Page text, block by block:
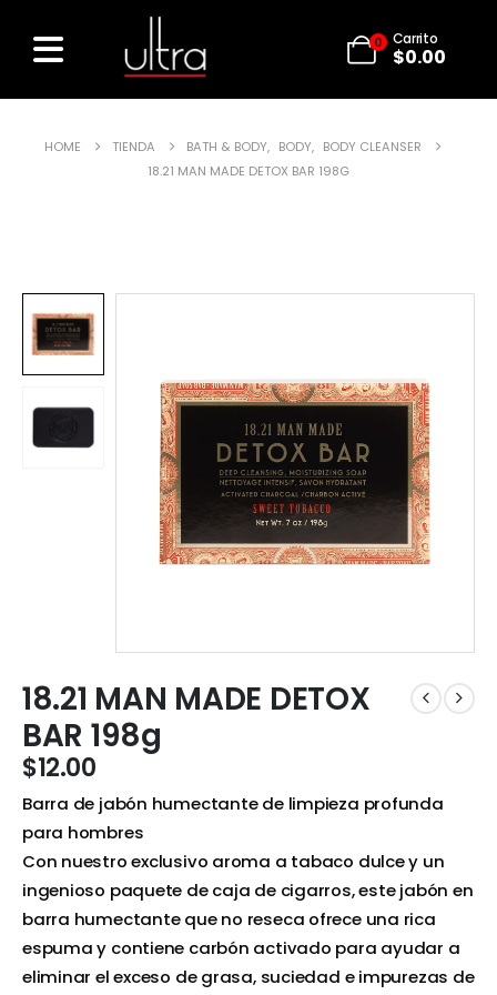
0 Carrito
$0.00
HOME TIENDA BATH & BODY, BODY, BODY CLEANSER
18.21 MAN MADE DETOX BAR 198G
18.21 MAN MADE DETOX
BAR 198g
$12.00
Barra de jabón humectante de limpieza profunda
para hombres
Con nuestro exclusivo aroma a tabaco dulce y un
ingenioso paquete de caja de cigarros, este jabón en
barra humectante que no reseca ofrece una rica
espuma y contiene carbón activado para ayudar a
eliminar el exceso de grasa, suciedad e impurezas de